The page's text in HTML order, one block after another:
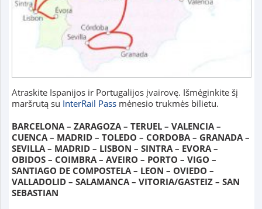
Atraskite Ispanijos ir Portugalijos įvairovę. Išmėginkite šį
maršrutą su InterRail Passmėnesio trukmės bilietu.
BARCELONA – ZARAGOZA – TERUEL – VALENCIA –
CUENCA – MADRID – TOLEDO – CORDOBA – GRANADA –
SEVILLA – MADRID – LISBON – SINTRA – EVORA –
OBIDOS – COIMBRA – AVEIRO – PORTO – VIGO –
SANTIAGO DE COMPOSTELA – LEON – OVIEDO –
VALLADOLID – SALAMANCA – VITORIA/GASTEIZ – SAN
SEBASTIAN